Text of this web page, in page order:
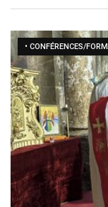
• CONFÉRENCES/